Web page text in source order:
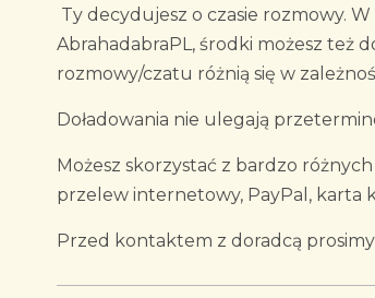
Ty decydujesz o czasie rozmowy.
AbrahadabraPL, środki możesz też
rozmowy/czatu różnią się w
Doładowania nie ulegają
Możesz skorzystać z bardzo
przelew internetowy, PayPal, karta
Przed kontaktem z doradcą